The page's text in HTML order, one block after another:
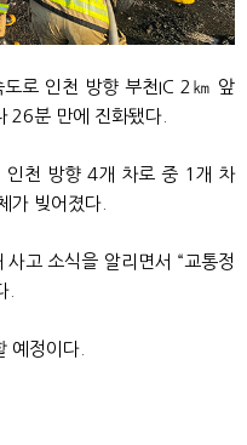
로 인천 방향 부천IC 2㎞ 앞
26분 만에 진화됐다.
인천 방향 4개 차로 중 1개 차
가 빚어졌다.
고 소식을 알리면서 “교통정
.
예정이다.